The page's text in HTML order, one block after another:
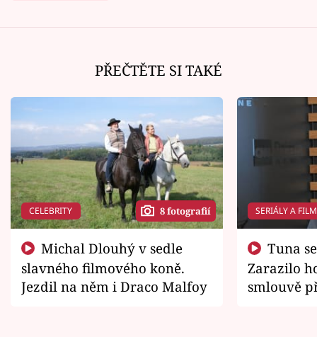
PŘEČTĚTE SI TAKÉ
CELEBRITY 8 fotografií
slavného filmového koně.
Jezdil na něm i Draco Malfoy
SERIÁLY A
Zarazilo
smlouvě